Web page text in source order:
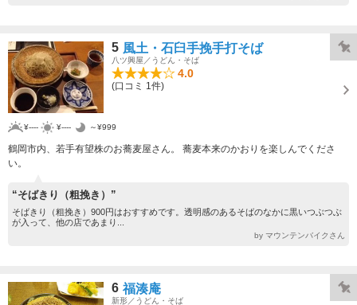
5 風土・石臼手挽手打そば
八ツ興屋／うどん・そば
4.0
(口コミ 1件)
¥---- ¥---- ～¥999
鶴岡市内、若手有望株のお蕎麦屋さん。 蕎麦本来のかおりを楽しんでくださ
い。
“そばきり（粗挽き）”
そばきり（粗挽き）900円はおすすめです。透明感のあるそばのなかに黒いつぶつぶ
が入って、他の店であまり...
by マウンテンバイクさん
6 福湊庵
新形／うどん・そば